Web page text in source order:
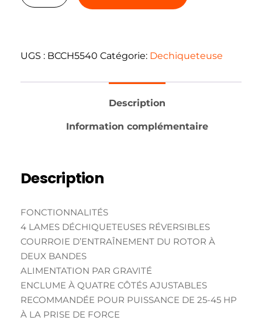
UGS : BCCH5540 Catégorie: Dechiqueteuse
Description
Information complémentaire
Description
FONCTIONNALITÉS
4 LAMES DÉCHIQUETEUSES RÉVERSIBLES
COURROIE D’ENTRAÎNEMENT DU ROTOR À
DEUX BANDES
ALIMENTATION PAR GRAVITÉ
ENCLUME À QUATRE CÔTÉS AJUSTABLES
RECOMMANDÉE POUR PUISSANCE DE 25-45 HP
À LA PRISE DE FORCE